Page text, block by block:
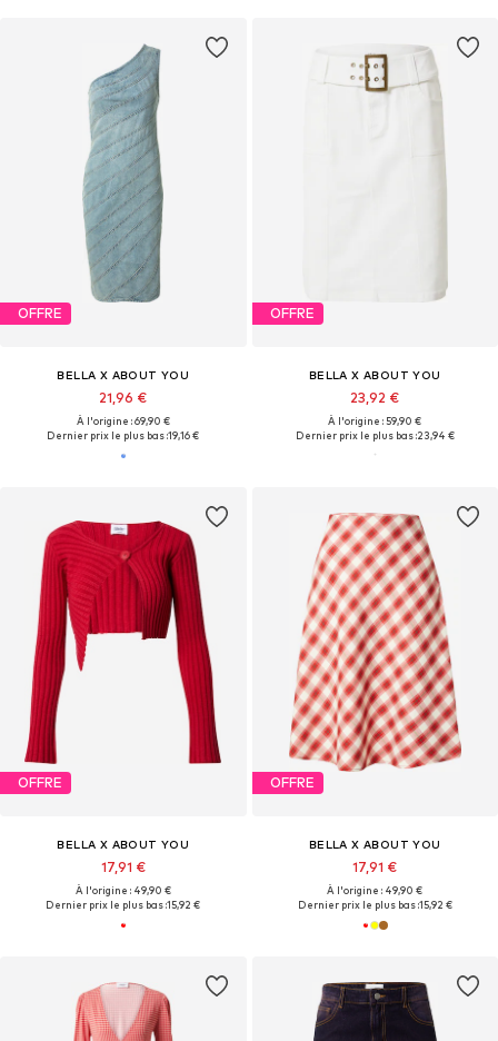
OFFRE
BELLA X ABOUT YOU
21,96 €
À l'origine : 69,90 €
Dernier prix le plus bas :19,16 €
OFFRE
BELLA X ABOUT YOU
23,92 €
À l'origine : 59,90 €
Dernier prix le plus bas :23,94 €
OFFRE
BELLA X ABOUT YOU
17,91 €
À l'origine : 49,90 €
Dernier prix le plus bas :15,92 €
OFFRE
BELLA X ABOUT YOU
17,91 €
À l'origine : 49,90 €
Dernier prix le plus bas :15,92 €